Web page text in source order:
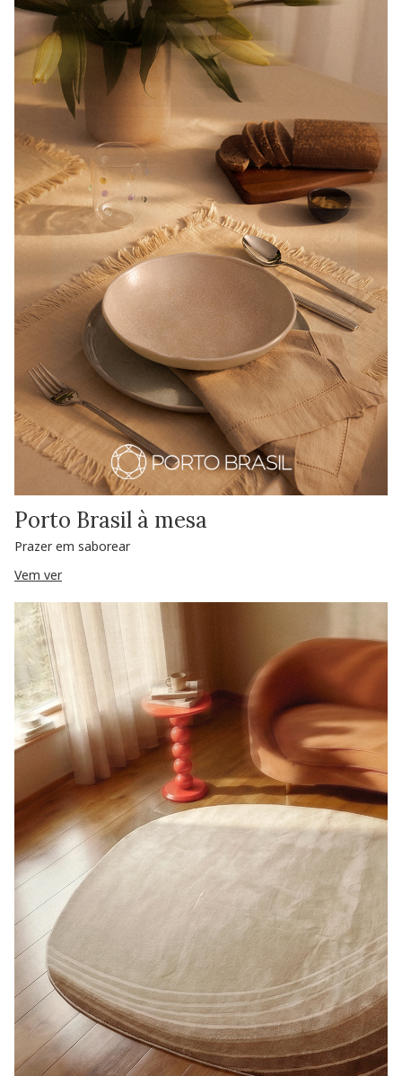
Porto Brasil à mesa
Prazer em saborear
Vem ver